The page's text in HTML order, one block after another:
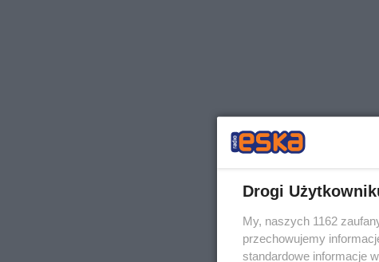
Drogi
My, naszych 1162
przechowujemy
standardowe informacje